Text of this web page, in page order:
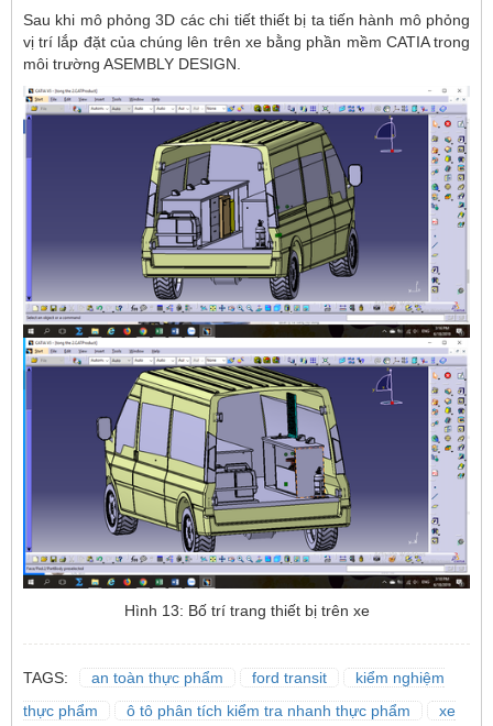
Sau khi mô phỏng 3D các chi tiết thiết bị ta tiến hành mô phỏng
vị trí lắp đặt của chúng lên trên xe bằng phần mềm CATIA trong
môi trường ASEMBLY DESIGN.
Hình 13: Bố trí trang thiết bị trên xe
TAGS: an toàn thực phẩm ford transit
kiểm nghiệm
thực phẩm
ô tô phân tích kiểm tra nhanh thực phẩm
xe